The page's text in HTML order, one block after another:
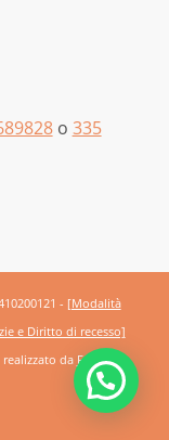
o 335
- [Modalità
e Diritto di recesso]
realizzato da Frutti